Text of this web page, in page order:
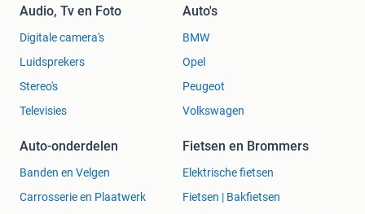
Audio, Tv en Foto
Digitale camera's
Luidsprekers
Stereo's
Televisies
Auto's
BMW
Opel
Peugeot
Volkswagen
Auto-onderdelen
Banden en Velgen
Carrosserie en Plaatwerk
Fietsen en Brommers
Elektrische fietsen
Fietsen | Bakfietsen